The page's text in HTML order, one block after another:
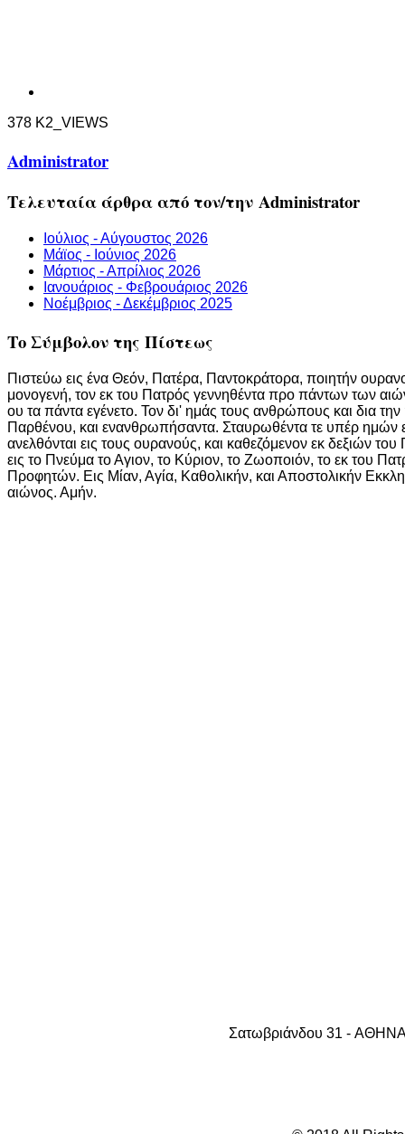
378 K2_VIEWS
Administrator
Τελευταία άρθρα από τον/την Administrator
Ιούλιος - Αύγουστος 2026
Μάϊος - Ιούνιος 2026
Μάρτιος - Απρίλιος 2026
Ιανουάριος - Φεβρουάριος 2026
Νοέμβριος - Δεκέμβριος 2025
Το Σύμβολον της Πίστεως
Πιστεύω εις ένα Θεόν, Πατέρα, Παντοκράτορα, ποιητήν
μονογενή, τον εκ του Πατρός γεννηθέντα προ πάντων των
ου τα πάντα εγένετο. Τον δι' ημάς τους ανθρώπους και δια
Παρθένου, και ενανθρωπήσαντα. Σταυρωθέντα τε υπέρ ημών
ανελθόνται εις τους ουρανούς, και καθεζόμενον εκ δεξιών
εις το Πνεύμα το Αγιον, το Κύριον, το Ζωοποιόν, το εκ του
Προφητών. Εις Μίαν, Αγία, Καθολικήν, και Αποστολικήν
αιώνος. Αμήν.
Σατωβριάνδου 31 - AΘHNA